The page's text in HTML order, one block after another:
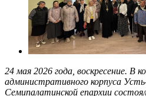
24 мая 2026 года, воскресение. В
административного корпуса
Семипалатинской епархии